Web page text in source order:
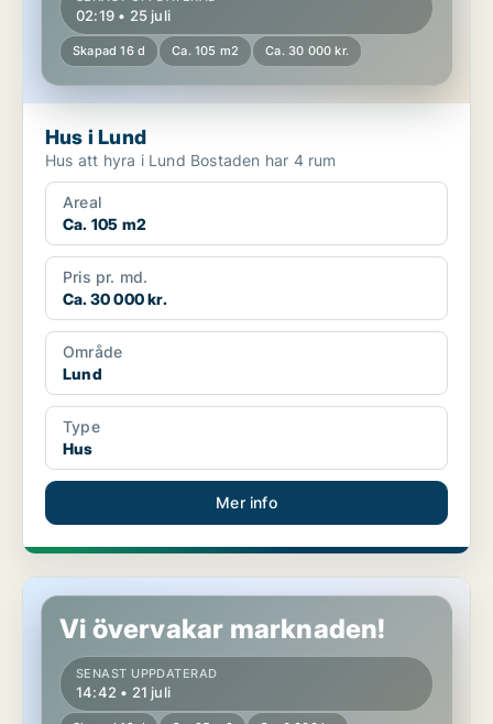
02:19 • 25 juli
Skapad 16 d Ca. 105 m2 Ca. 30 000 kr.
Hus i Lund
Hus att hyra i Lund Bostaden har 4 rum
Areal
Ca. 105 m2
Pris pr. md.
Ca. 30 000 kr.
Område
Lund
Type
Hus
Mer info
Hus i Lund
Vi övervakar marknaden!
SENAST UPPDATERAD
14:42 • 21 juli